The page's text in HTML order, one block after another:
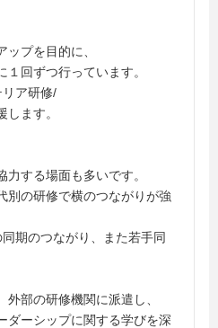
プを目的に、
回ずつ行っています。
ア研修/
ます。
する場面も多いです。
別の研修で横のつながりが強
期のつながり、また若手同
部の研修機関に派遣し、
ダーシップに関する学びを深